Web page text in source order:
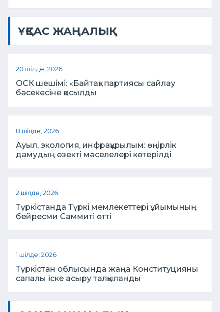
ҰҚСАС ЖАҢАЛЫҚ
20 шілде, 2026
ОСК шешімі: «Байтақ» партиясы сайлау
бәсекесіне қосылды
8 шілде, 2026
Ауыл, экология, инфрақұрылым: өңірлік
дамудың өзекті мәселелері көтерілді
2 шілде, 2026
Түркістанда Түркі мемлекеттері ұйымының
бейресми Саммиті өтті
1 шілде, 2026
Түркістан облысында жаңа Конституцияны
сапалы іске асыру талқыланды